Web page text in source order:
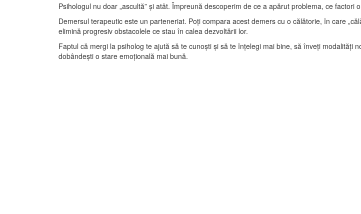
Psihologul nu doar „ascultă” și atât. Împreună descoperim de ce a apărut problema, ce factori
Demersul terapeutic este un parteneriat. Poți compara acest demers cu o călătorie, în care
elimină progresiv obstacolele ce stau în calea dezvoltării lor.
Faptul că mergi la psiholog te ajută să te cunoști și să te înțelegi mai bine, să înveți modalități
dobândești o stare emoțională mai bună.